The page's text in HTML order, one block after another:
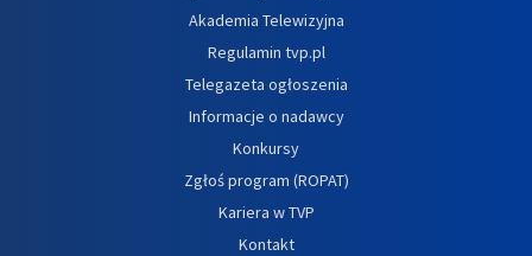
Akademia Telewizyjna
Regulamin tvp.pl
Telegazeta ogłoszenia
Informacje o nadawcy
Konkursy
Zgłoś program (ROPAT)
Kariera w TVP
Kontakt